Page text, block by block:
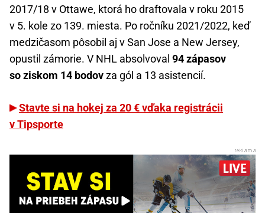
2017/18 v Ottawe, ktorá ho draftovala v roku 2015
v 5. kole zo 139. miesta. Po ročníku 2021/2022, keď
medzičasom pôsobil aj v San Jose a New Jersey,
opustil zámorie. V NHL absolvoval 94 zápasov
so ziskom 14 bodovza gól a 13 asistencií.
Stavte si na hokej za 20 € vďaka registrácii
v Tipsporte